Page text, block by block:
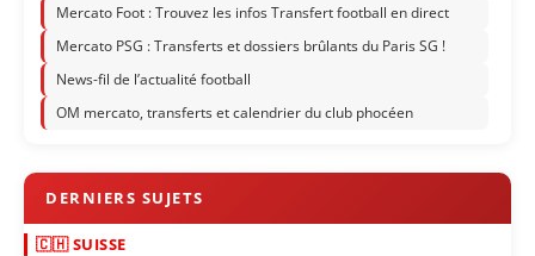
Mercato Foot : Trouvez les infos Transfert football en direct
Mercato PSG : Transferts et dossiers brûlants du Paris SG !
News-fil de l’actualité football
OM mercato, transferts et calendrier du club phocéen
🇨🇭 SUISSE